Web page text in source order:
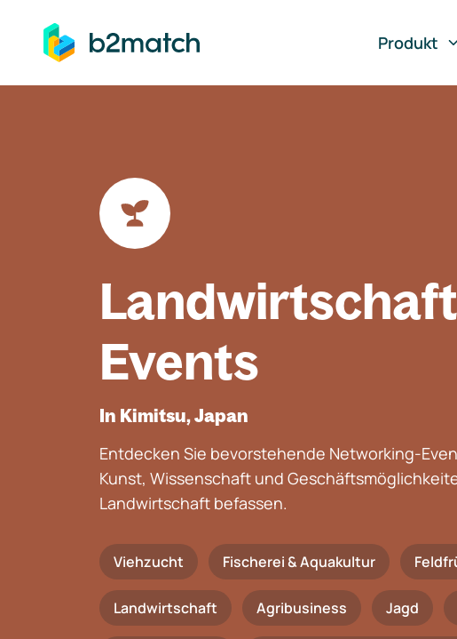
springen
Produkt
Landwirtschaft
Events
In Kimitsu, Japan
Entdecken Sie bevorstehende Networking-
Kunst, Wissenschaft und
Landwirtschaft befassen.
Viehzucht Fischerei & Aquakultur
Landwirtschaft Agribusiness Jagd